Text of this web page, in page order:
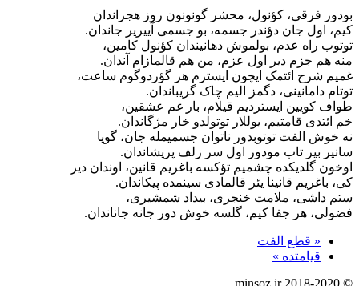
بودور فرقی، کؤنول، محشر گونونون روز هجراندان
کیم، اول جان دؤندر جسمه، بو جسمی آییریر جاندان.
توتوب راه عدم، بولموش دهانیندان کؤنول کامین،
منه هم جزم دیر اول عزم، من هم قالمازام آندان.
غمیم شرح ائتمک ایچون ایسترم هر گؤردوگوم ساعت،
توتام دامانینی، دگمز الیم چاک گریباندان.
طواف کویین ایستردیم قیلام، بار غم عشقین،
خم ائتدی قامتیم، یوللار توتولدو خار مژگاندان.
نه خوش الفت توتوبدور ناتوان جسمیمله جان، گویا
سانیر بیر تاب مودور اول سر زلف پریشاندان.
اوخون گلدیکده چشمیم تؤکسه باغریم قانین، اوندان دیر
کی، باغریم قانینا یئر قالمادی سینمده پیکاندان.
ستم داشی، ملامت خنجری، بیداد شمشیری،
فضولی، هر جفا کیم، گلسه خوش دور جانه جاناندان.
« قطع الفت
قیامتده »
© minsoz.ir 2018-2020